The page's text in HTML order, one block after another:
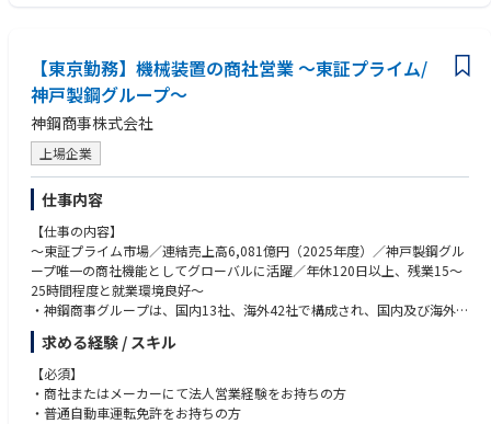
【東京勤務】機械装置の商社営業 〜東証プライム/
神戸製鋼グループ〜
神鋼商事株式会社
上場企業
仕事内容
【仕事の内容】
〜東証プライム市場／連結売上高6,081億円（2025年度）／神戸製鋼グル
ープ唯一の商社機能としてグローバルに活躍／年休120日以上、残業15〜
25時間程度と就業環境良好〜
・神鋼商事グループは、国内13社、海外42社で構成され、国内及び海外に
おいて鉄鋼・鉄鋼原料・非鉄金属・機械・溶材を主体とした各種商品を展
開しているグローバル商社です。そんな当社にて営業職を募集します。
・機械・溶接本部 機械ユニット 産業機械部 圧縮機グループにおける営
業担当となります。
求める経験 / スキル
【必須】
・商社またはメーカーにて法人営業経験をお持ちの方
・普通自動車運転免許をお持ちの方